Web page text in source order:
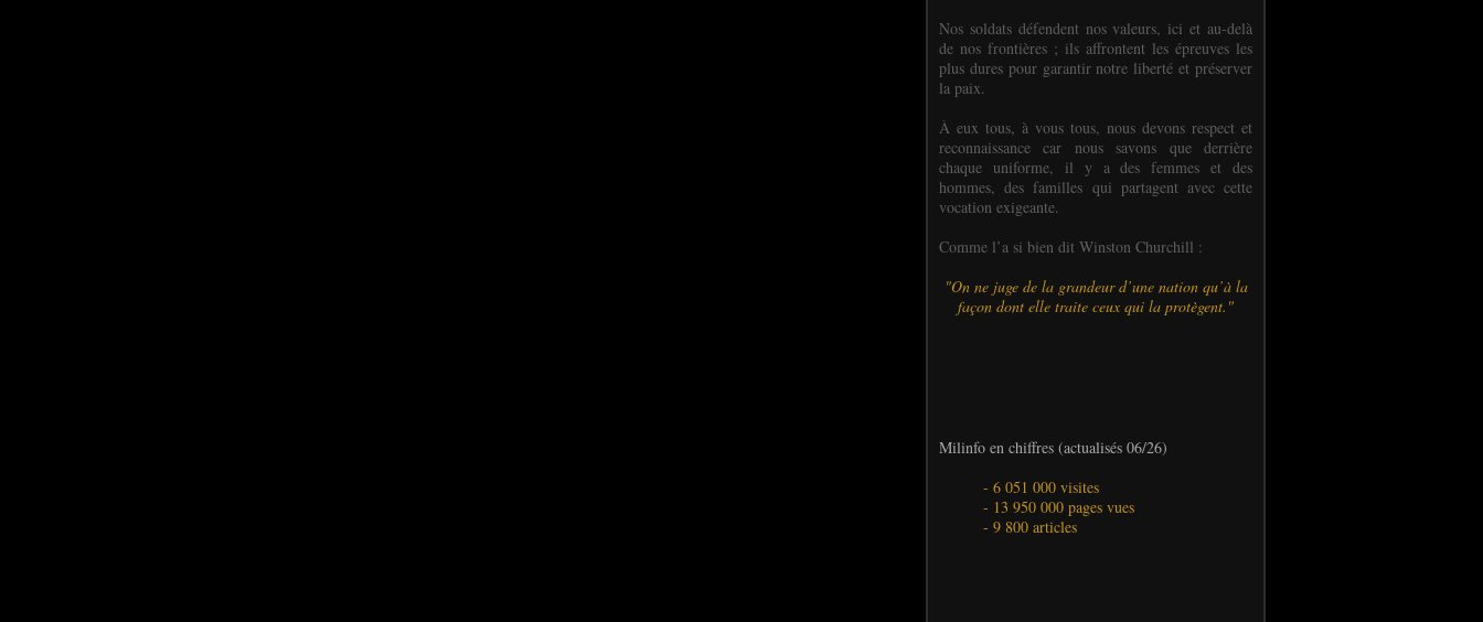
Nos soldats défendent nos valeurs, ici et au-delà
de nos frontières ; ils affrontent les épreuves les
plus dures pour garantir notre liberté et préserver
la paix.
À eux tous, à vous tous, nous devons respect et
reconnaissance car nous savons que derrière
chaque uniforme, il y a des femmes et des
hommes, des familles qui partagent avec cette
vocation exigeante.
Comme l’a si bien dit Winston Churchill :
"On ne juge de la grandeur d’une nation qu’à la
façon dont elle traite ceux qui la protègent."
Milinfo en chiffres (actualisés 06/26)
- 6 051 000 visites
- 13 950 000 pages vues
- 9 800 articles